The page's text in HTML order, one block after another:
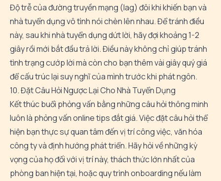
Độ trễ của đường truyền mạng (lag) đôi khi khiến bạn và
nhà tuyển dụng vô tình nói chèn lên nhau. Để tránh điều
này, sau khi nhà tuyển dụng dứt lời, hãy đợi khoảng 1-2
giây rồi mới bắt đầu trả lời. Điều này không chỉ giúp tránh
tình trạng cướp lời mà còn cho bạn thêm vài giây quý giá
để cấu trúc lại suy nghĩ của mình trước khi phát ngôn.
10. Đặt Câu Hỏi Ngược Lại Cho Nhà Tuyển Dụng
Kết thúc buổi phỏng vấn bằng những câu hỏi thông minh
luôn là phỏng vấn online tips đắt giá. Việc đặt câu hỏi thể
hiện bạn thực sự quan tâm đến vị trí công việc, văn hóa
công ty và định hướng phát triển. Hãy hỏi về những kỳ
vọng của họ đối với vị trí này, thách thức lớn nhất của
phòng ban hiện tại, hoặc quy trình onboarding nếu làm